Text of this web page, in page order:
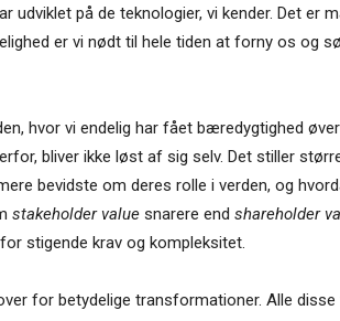
udviklet på de teknologier, vi kender. Det er
er vi nødt til hele tiden at forny os og
hvor vi endelig har fået bæredygtighed
bliver ikke løst af sig selv. Det stiller
bevidste om deres rolle i verden, og
stakeholder value snarere end shareholder
stigende krav og kompleksitet.
for betydelige transformationer. Alle